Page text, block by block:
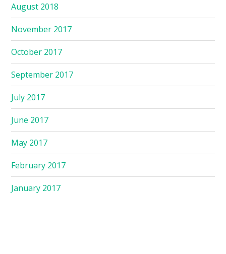
August 2018
November 2017
October 2017
September 2017
July 2017
June 2017
May 2017
February 2017
January 2017